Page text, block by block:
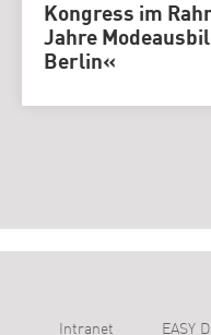
Kongress im
Jahre
Berlin«
Intranet EASY